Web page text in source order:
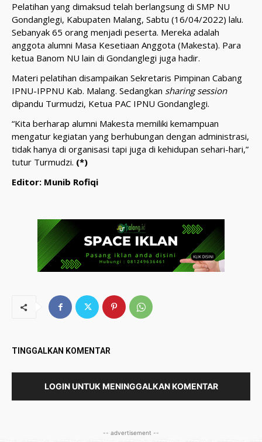
Pelatihan yang dimaksud telah berlangsung di SMP NU
Gondanglegi, Kabupaten Malang, Sabtu (16/04/2022) lalu.
Sebanyak 65 orang menjadi peserta. Mereka adalah
anggota alumni Masa Kesetiaan Anggota (Makesta). Para
ketua Banom NU lain di Gondanglegi juga hadir.
Materi pelatihan disampaikan Sekretaris Pimpinan Cabang
IPNU-IPPNU Kab. Malang. Sedangkan sharing session
dipandu Turmudzi, Ketua PAC IPNU Gondanglegi.
“Kita berharap alumni Makesta memiliki kemampuan
mengatur kegiatan yang berhubungan dengan administrasi,
tidak hanya di organisasi tapi juga di kehidupan sehari-hari,”
tutur Turmudzi. (*)
Editor: Munib Rofiqi
TINGGALKAN KOMENTAR
LOGIN UNTUK MENINGGALKAN KOMENTAR
-- advertisement --